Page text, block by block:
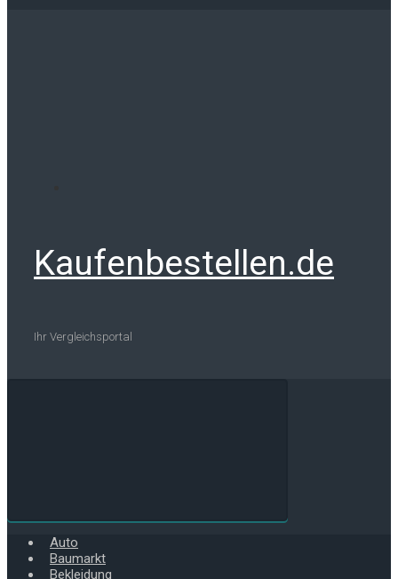
Kaufenbestellen.de
Ihr Vergleichsportal
Auto
Baumarkt
Bekleidung